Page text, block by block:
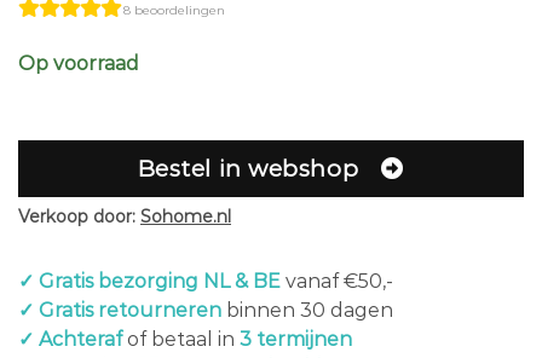
8 beoordelingen
Op voorraad
Bestel in webshop
Verkoop door: Sohome.nl
✓ Gratis bezorging NL & BE vanaf €50,-
✓ Gratis retourneren binnen 30 dagen
✓ Achterafof betaal in 3 termijnen